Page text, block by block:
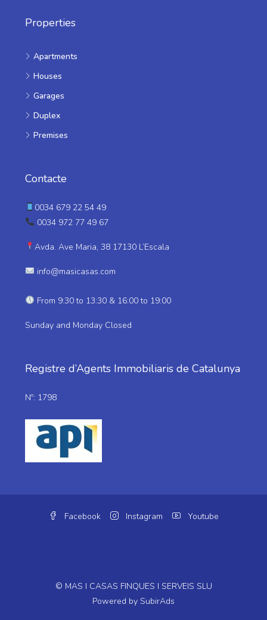
Properties
Apartments
Houses
Garages
Duplex
Premises
Contacte
0034 679 22 54 49
0034 972 77 49 67
Avda. Ave Maria, 38 17130 L’Escala
info@masicasas.com
From 9:30 to 13:30 & 16:00 to 19:00
Sunday and Monday Closed
Registre d’Agents Immobiliaris de Catalunya
Nº: 1798
Facebook Instagram Youtube
© MAS I CASAS FINQUES I SERVEIS SLU
Powered by SubirAds